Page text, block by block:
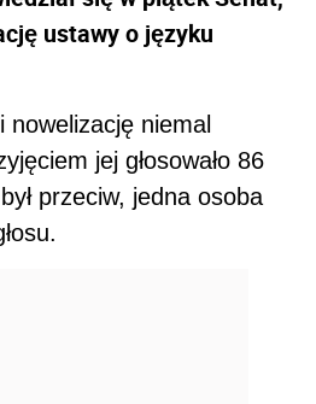
ustawy o języku
nowelizację niemal
jej głosowało 86
przeciw, jedna osoba